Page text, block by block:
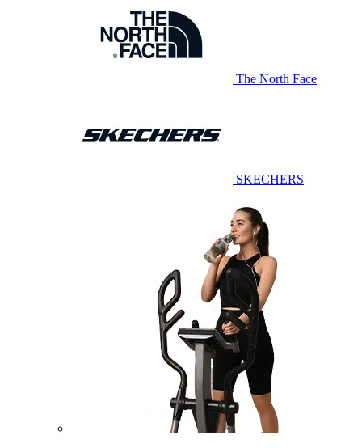
The North Face
SKECHERS